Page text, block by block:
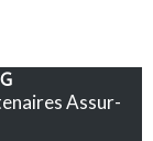
Assur-